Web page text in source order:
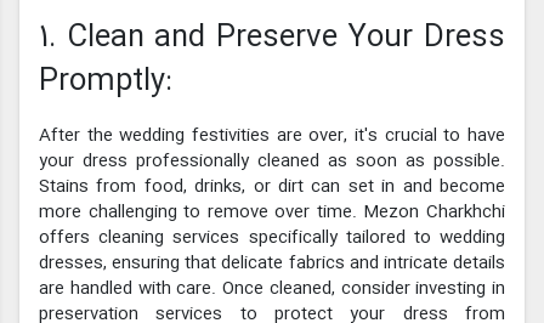
1. Clean and Preserve Your Dress
Promptly:
After the wedding festivities are over, it's crucial to have
your dress professionally cleaned as soon as possible.
Stains from food, drinks, or dirt can set in and become
more challenging to remove over time. Mezon Charkhchi
offers cleaning services specifically tailored to wedding
dresses, ensuring that delicate fabrics and intricate details
are handled with care. Once cleaned, consider investing in
preservation services to protect your dress from